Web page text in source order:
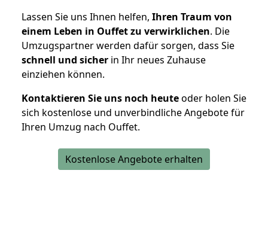
Lassen Sie uns Ihnen helfen, Ihren Traum von
einem Leben in Ouffet zu verwirklichen. Die
Umzugspartner werden dafür sorgen, dass Sie
schnell und sicher in Ihr neues Zuhause
einziehen können.
Kontaktieren Sie uns noch heuteoder holen Sie
sich kostenlose und unverbindliche Angebote für
Ihren Umzug nach Ouffet.
Kostenlose Angebote erhalten